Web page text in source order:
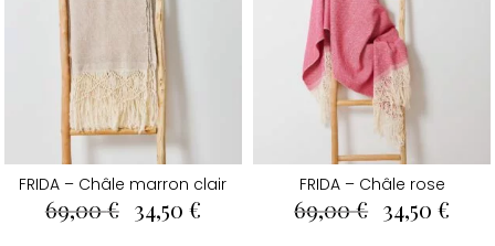
FRIDA – Châle marron clair
69,00€ Le
prix
34,50 €Le
FRIDA – Châle rose
69,00€ Le
prix
34,50€